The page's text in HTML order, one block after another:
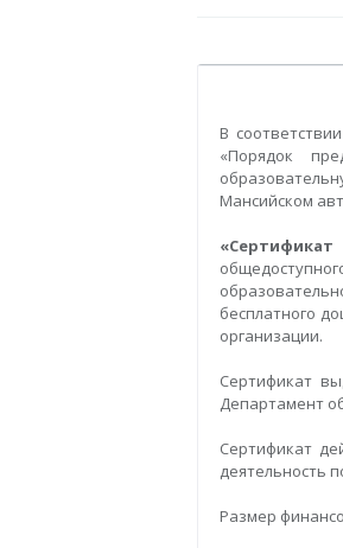
В
«Порядок
Мансийском
бесплатного
организации.
Сертификат
Департамент
Сертификат
деятельность
Размер